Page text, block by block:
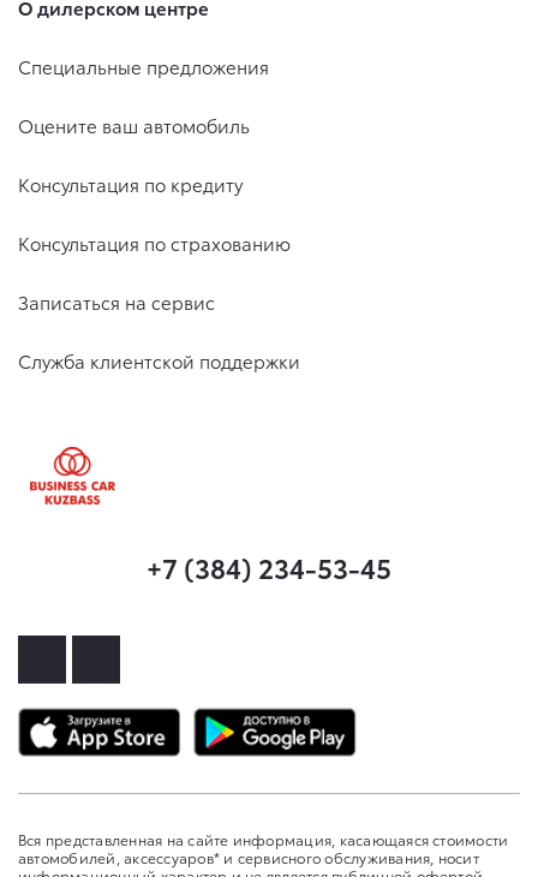
О дилерском центре
Специальные предложения
Оцените ваш автомобиль
Консультация по кредиту
Консультация по страхованию
Записаться на сервис
Служба клиентской поддержки
+7 (384) 234-53-45
Вся представленная на сайте информация, касающаяся стоимости
автомобилей, аксессуаров* и сервисного обслуживания, носит